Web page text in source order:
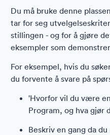
Du må bruke denne
tar for seg
stillingen - og for å gjøre
eksempler som
For eksempel, hvis du
du forvente å svare på
'Hvorfor vil du være
Program, og hva gjør
Beskriv en gang da